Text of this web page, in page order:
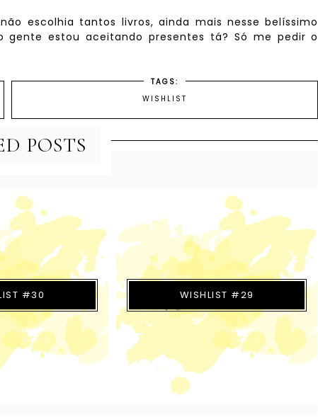
escolhia tantos livros, ainda mais nesse belíssimo
estou aceitando presentes tá? Só me pedir o
TAGS:
WISHLIST
POSTS
#30 WISHLIST #29